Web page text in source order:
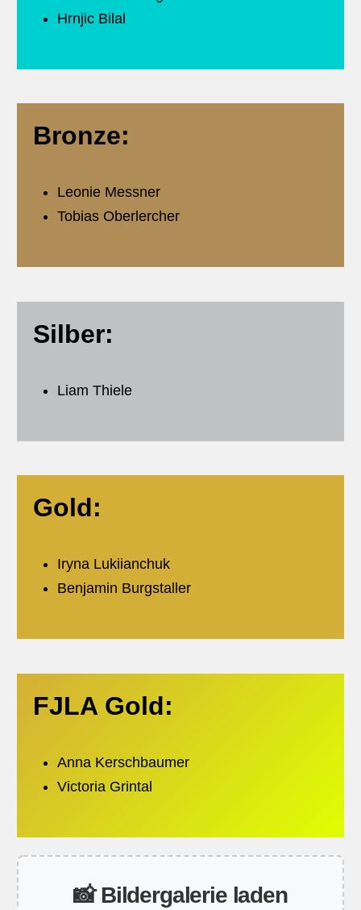
Hrnjic Bilal
Bronze:
Leonie Messner
Tobias Oberlercher
Silber:
Liam Thiele
Gold:
Iryna Lukiianchuk
Benjamin Burgstaller
FJLA Gold:
Anna Kerschbaumer
Victoria Grintal
📸 Bildergalerie laden